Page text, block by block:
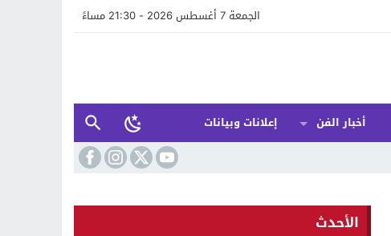
الجمعة 7 أغسطس 2026 - 21:30 مساءً
أخبار الفن
إعلانات وبيانات
الأحدث